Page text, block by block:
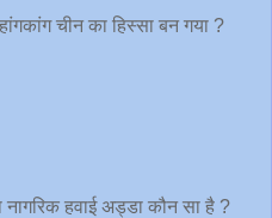
चीन का हिस्सा बन गया ?
हवाई अड्डा कौन सा है ?